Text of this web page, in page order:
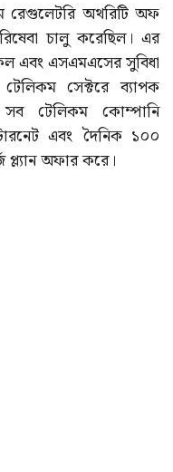
রেগুলেটরি অথরিটি অফ
চালু করেছিল। এর
কল এবং এসএমএসের সুবিধা
সেক্টরে ব্যাপক
সব টেলিকম কোম্পানি
এবং দৈনিক ১০০
অফার করে।